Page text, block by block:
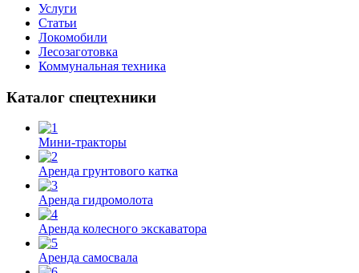
Услуги
Статьи
Локомобили
Лесозаготовка
Коммунальная техника
Каталог спецтехники
Мини-тракторы
Аренда грунтового катка
Аренда гидромолота
Аренда колесного экскаватора
Аренда самосвала